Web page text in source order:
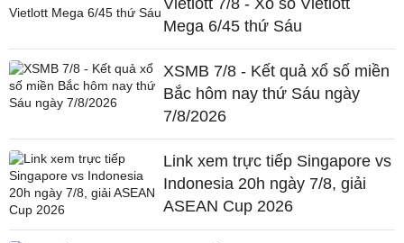
Vietlott 7/8 - Xổ số Vietlott
Mega 6/45 thứ Sáu
XSMB 7/8 - Kết quả xổ số miền
Bắc hôm nay thứ Sáu ngày
7/8/2026
Link xem trực tiếp Singapore vs
Indonesia 20h ngày 7/8, giải
ASEAN Cup 2026